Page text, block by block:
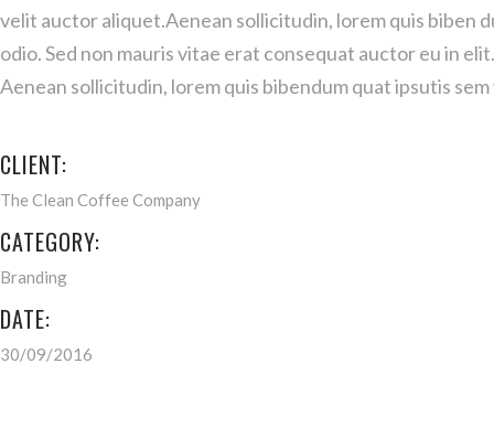
velit auctor aliquet.Aenean sollicitudin, lorem quis biben
odio. Sed non mauris vitae erat consequat auctor eu in
Aenean sollicitudin, lorem quis bibendum quat ipsutis
CLIENT:
The Clean Coffee Company
CATEGORY:
Branding
DATE:
30/09/2016